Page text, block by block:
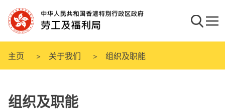
至
主
内
容
搜寻流动
主页 关于我们 组织及职能
组织及职能